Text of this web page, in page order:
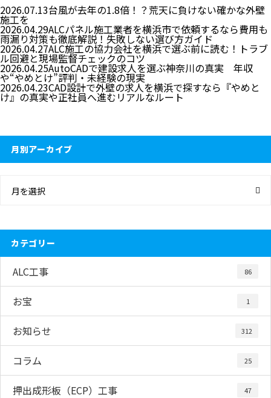
2026.07.13台風が去年の1.8倍！？荒天に負けない確かな外壁
施工を
2026.04.29ALCパネル施工業者を横浜市で依頼するなら費用も
雨漏り対策も徹底解説！失敗しない選び方ガイド
2026.04.27ALC施工の協力会社を横浜で選ぶ前に読む！トラブ
ル回避と現場監督チェックのコツ
2026.04.25AutoCADで建設求人を選ぶ神奈川の真実 年収
や“やめとけ”評判・未経験の現実
2026.04.23CAD設計で外壁の求人を横浜で探すなら『やめと
け』の真実や正社員へ進むリアルなルート
月別アーカイブ
月を選択
カテゴリー
ALC工事 86
お宝 1
お知らせ 312
コラム 25
押出成形板（ECP）工事 47